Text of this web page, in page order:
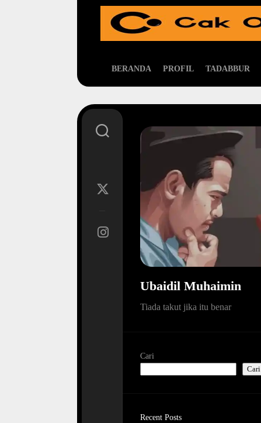
BERANDA PROFIL TADABBUR
Ubaidil Muhaimin
Tiada takut jika itu benar
Cari
Cari
Recent Posts